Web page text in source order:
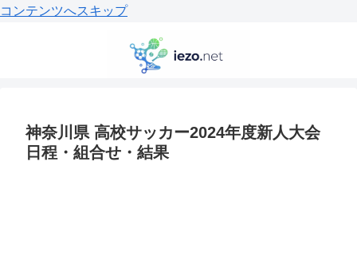
コンテンツへスキップ
神奈川県 高校サッカー2024年度新人大会
日程・組合せ・結果